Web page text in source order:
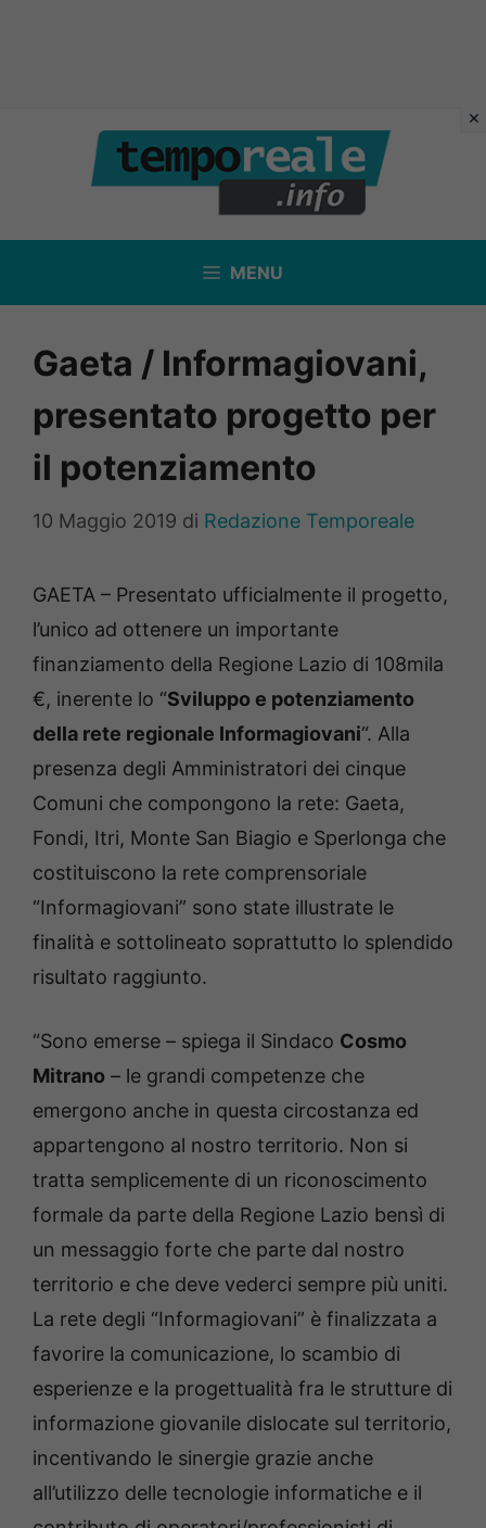
contenuto
MENU
Gaeta / Informagiovani,
presentato progetto per
il potenziamento
10 Maggio 2019 di Redazione Temporeale
GAETA – Presentato ufficialmente il progetto,
l’unico ad ottenere un importante
finanziamento della Regione Lazio di 108mila
€, inerente lo “Sviluppo e potenziamento
della rete regionale Informagiovani“. Alla
presenza degli Amministratori dei cinque
Comuni che compongono la rete: Gaeta,
Fondi, Itri, Monte San Biagio e Sperlonga che
costituiscono la rete comprensoriale
“Informagiovani” sono state illustrate le
finalità e sottolineato soprattutto lo splendido
risultato raggiunto.
“Sono emerse – spiega il Sindaco Cosmo
Mitrano – le grandi competenze che
emergono anche in questa circostanza ed
appartengono al nostro territorio. Non si
tratta semplicemente di un riconoscimento
formale da parte della Regione Lazio bensì di
un messaggio forte che parte dal nostro
territorio e che deve vederci sempre più uniti.
La rete degli “Informagiovani” è finalizzata a
favorire la comunicazione, lo scambio di
esperienze e la progettualità fra le strutture di
informazione giovanile dislocate sul territorio,
incentivando le sinergie grazie anche
all’utilizzo delle tecnologie informatiche e il